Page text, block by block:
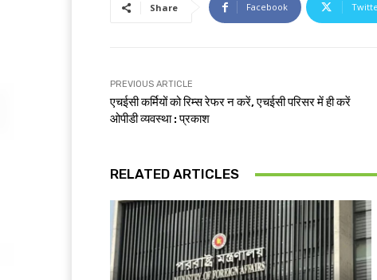
Share Facebook
PREVIOUS ARTICLE
एचईसी कर्मियों को रिम्स रेफर न करें, एचईसी परिसर में ही करें
ओपीडी व्यवस्था : प्रकाश
RELATED ARTICLES